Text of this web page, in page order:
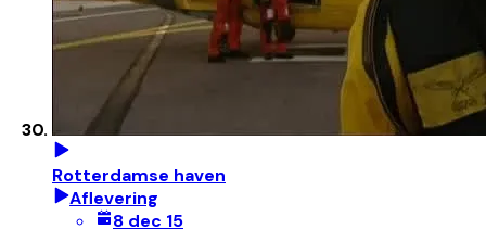
Rotterdamse haven
Aflevering
8 dec 15